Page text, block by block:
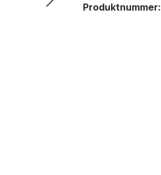
Produktnummer: